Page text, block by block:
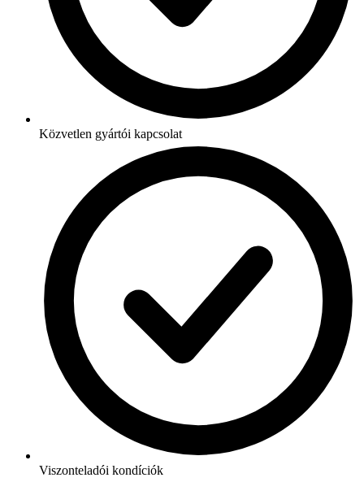
Közvetlen gyártói kapcsolat
Viszonteladói kondíciók